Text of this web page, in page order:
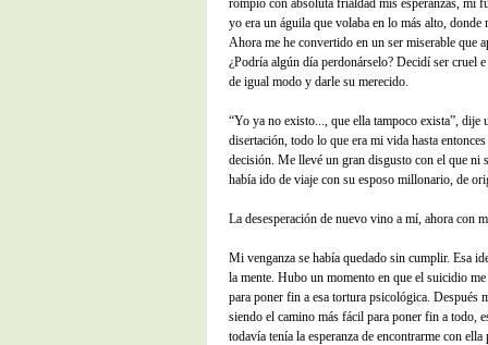
rompió con absoluta frialdad mis esperanzas, mi
yo era un águila que volaba en lo más alto,
Ahora me he convertido en un ser miserable que
¿Podría algún día perdonárselo? Decidí ser cruel
de igual modo y darle su merecido.
“Yo ya no existo..., que ella tampoco exista”, dije
disertación, todo lo que era mi vida hasta
decisión. Me llevé un gran disgusto con el que ni
había ido de viaje con su esposo millonario, de
La desesperación de nuevo vino a mí, ahora con
Mi venganza se había quedado sin cumplir. Esa
la mente. Hubo un momento en que el suicidio
para poner fin a esa tortura psicológica. Después
siendo el camino más fácil para poner fin a todo,
todavía tenía la esperanza de encontrarme con